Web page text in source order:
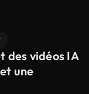
des vidéos IA
une